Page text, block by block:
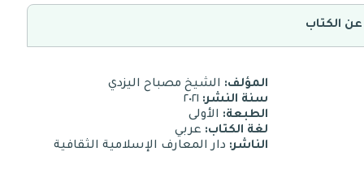
عن الكتاب
المؤلف: الشيخ مصباح اليزدي
سنة النشر:
الطبعة: الأولى
لغة الكتاب: عربي
الناشر: دار المعارف الإسلامية الثقافية